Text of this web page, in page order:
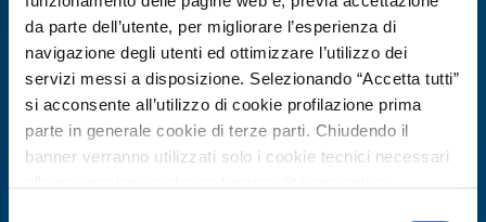
da parte dell’utente, per migliorare l’esperienza di
navigazione degli utenti ed ottimizzare l’utilizzo dei
servizi messi a disposizione. Selezionando “Accetta tutti”
si acconsente all’utilizzo di cookie profilazione prima
parte in generale cookie di terze parti. Chiudendo il
banner verranno utilizzati solo i cookie tecnici necessari